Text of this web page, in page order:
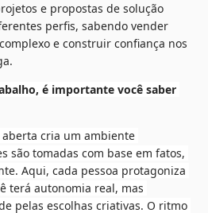
e propostas de solução
perfis, sabendo vender
e construir confiança nos
é importante você saber
cria um ambiente
são tomadas com base em fatos,
Aqui, cada pessoa protagoniza
terá autonomia real, mas
pelas escolhas criativas. O ritmo